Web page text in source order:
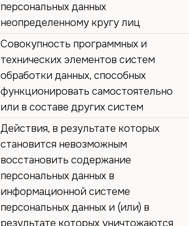
персональных данных
неопределенному кругу лиц
Совокупность программных и
технических элементов систем
обработки данных, способных
функционировать самостоятельно
или в составе других систем
Действия, в результате которых
становится невозможным
восстановить содержание
персональных данных в
информационной системе
персональных данных и (или) в
результате которых уничтожаются